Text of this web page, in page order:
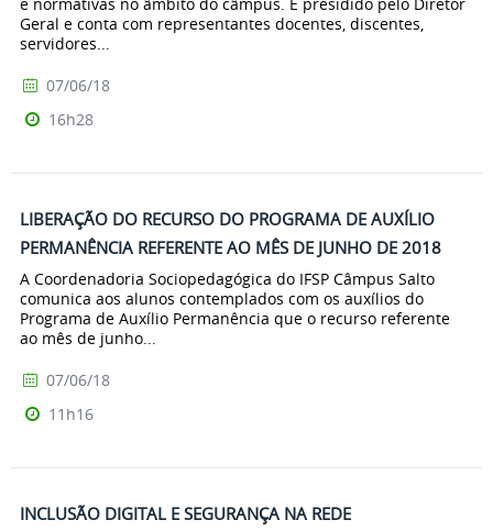
e normativas no âmbito do câmpus. É presidido pelo Diretor
Geral e conta com representantes docentes, discentes,
servidores...
07/06/18
16h28
LIBERAÇÃO DO RECURSO DO PROGRAMA DE AUXÍLIO
PERMANÊNCIA REFERENTE AO MÊS DE JUNHO DE 2018
A Coordenadoria Sociopedagógica do IFSP Câmpus Salto
comunica aos alunos contemplados com os auxílios do
Programa de Auxílio Permanência que o recurso referente
ao mês de junho...
07/06/18
11h16
INCLUSÃO DIGITAL E SEGURANÇA NA REDE